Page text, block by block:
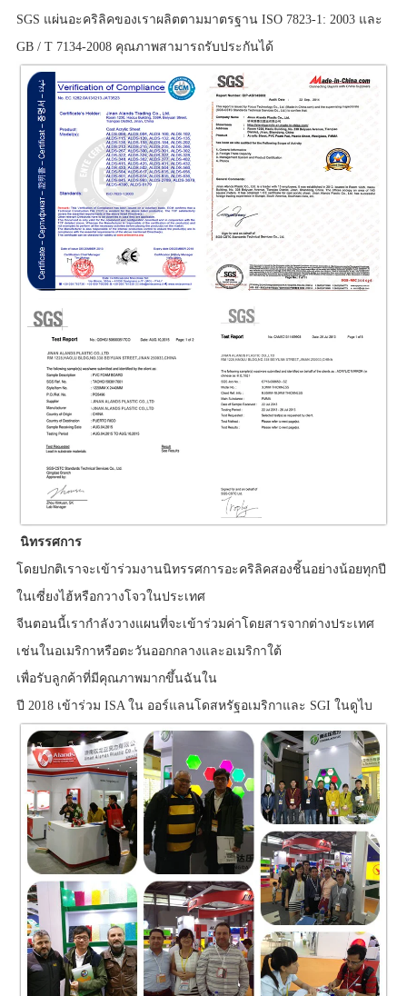
SGS แผ่นอะคริลิคของเราผลิตตามมาตรฐาน ISO 7823-1: 2003 และ
GB / T 7134-2008 คุณภาพสามารถรับประกันได้
นิทรรศการ
โดยปกติเราจะเข้าร่วมงานนิทรรศการอะคริลิคสองชิ้นอย่างน้อยทุกปี
ในเซี่ยงไฮ้หรือกวางโจวในประเทศ
จีนตอนนี้เรากำลังวางแผนที่จะเข้าร่วมค่าโดยสารจากต่างประเทศ
เช่นในอเมริกาหรือตะวันออกกลางและอเมริกาใต้
เพื่อรับลูกค้าที่มีคุณภาพมากขึ้นฉันใน
ปี 2018 เข้าร่วม ISA ใน ออร์แลนโดสหรัฐอเมริกาและ SGI ในดูไบ